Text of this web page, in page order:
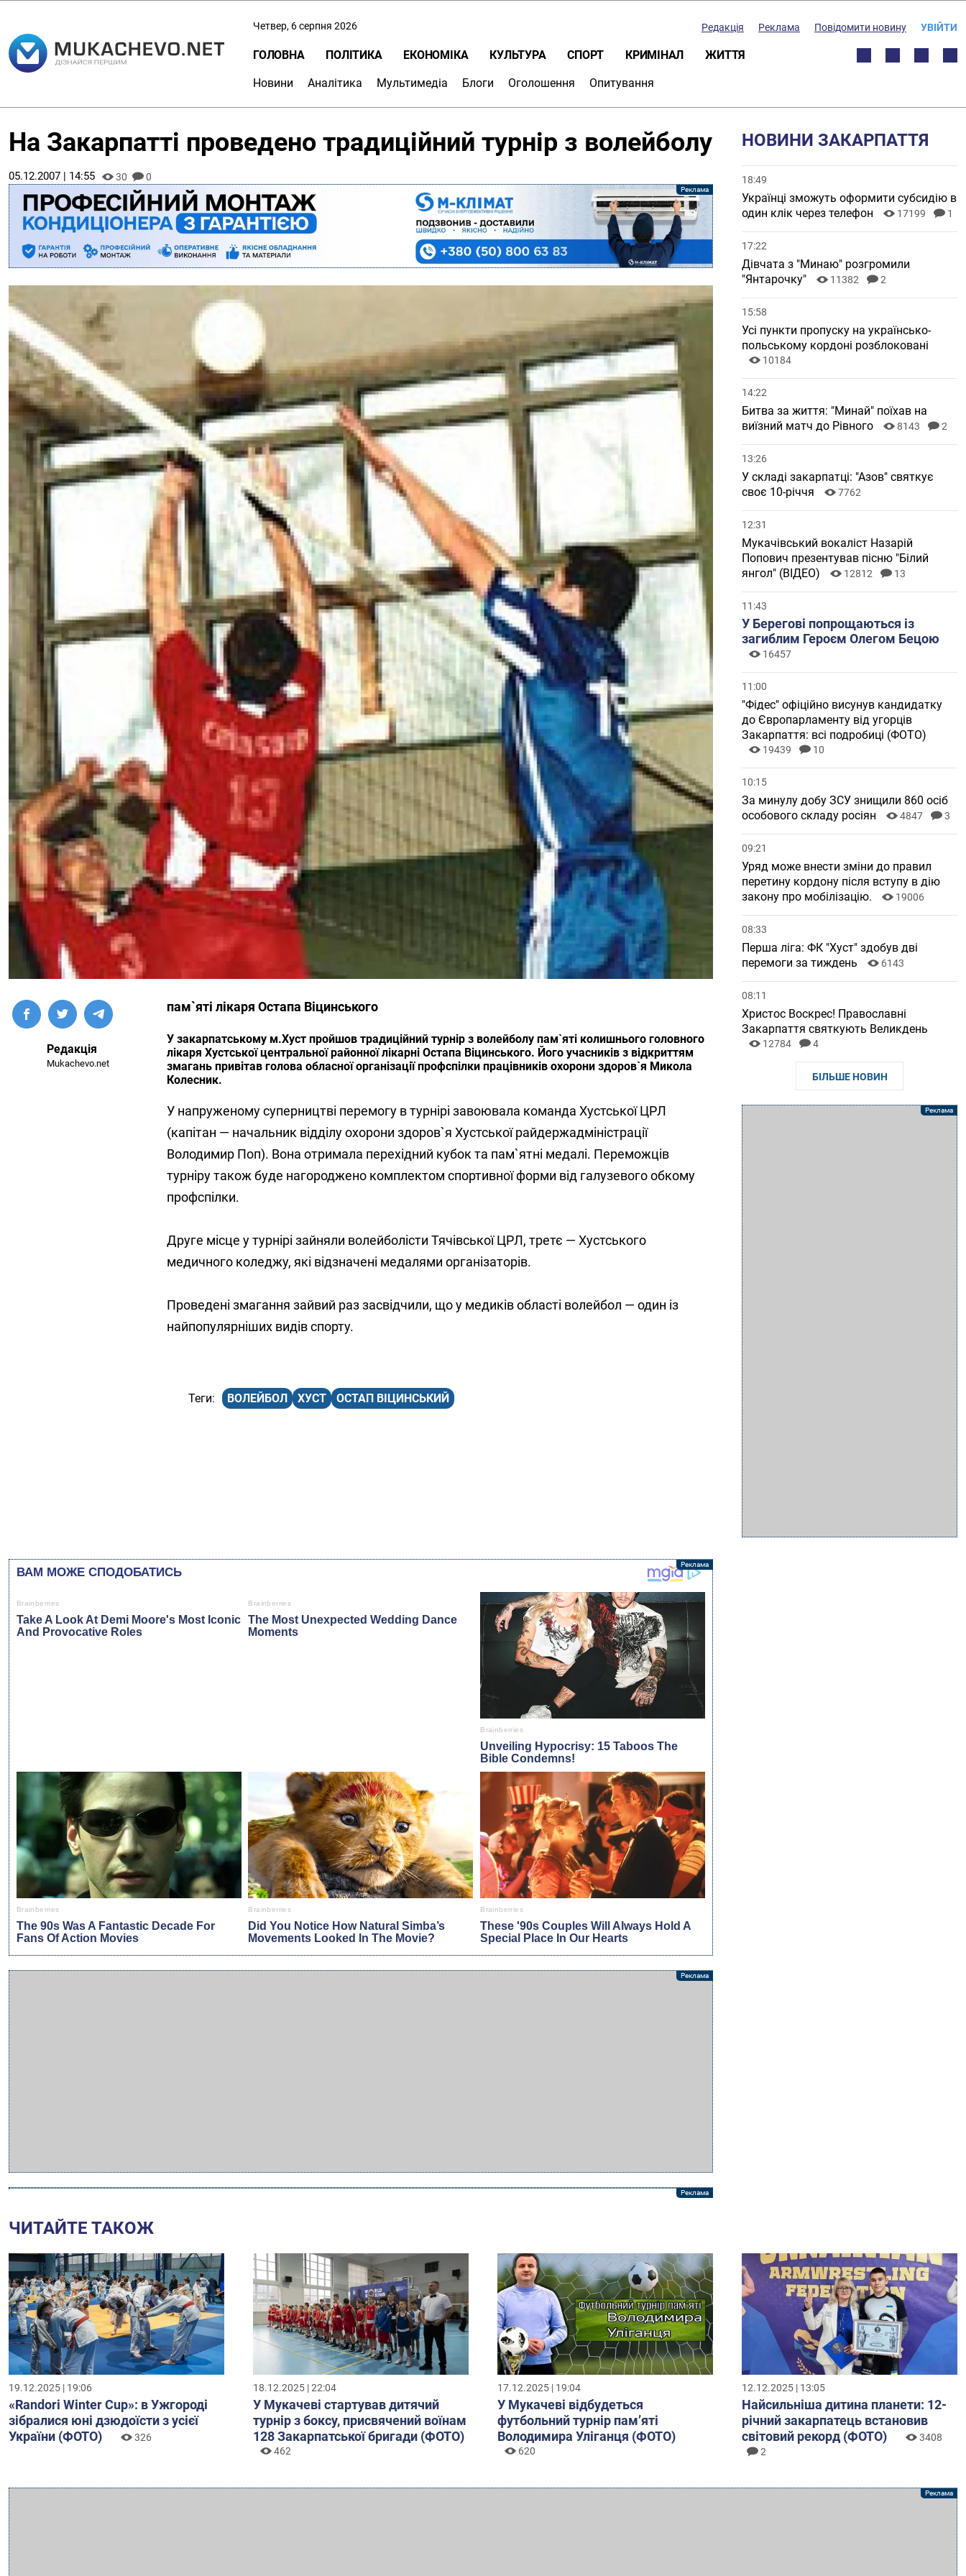
Четвер, 6 серпня 2026 Редакція Реклама Повідомити новину УВІЙТИ
ГОЛОВНА ПОЛІТИКА ЕКОНОМІКА КУЛЬТУРА СПОРТ КРИМІНАЛ ЖИТТЯ
Новини Аналітика Мультимедіа Блоги Оголошення Опитування
На Закарпатті проведено традиційний турнір з волейболу
05.12.2007 | 14:55 30 0
Редакція
Mukachevo.net
пам`яті лікаря Остапа Віцинського
У закарпатському м.Хуст пройшов традиційний турнір з волейболу пам`яті колишнього головного
лікаря Хустської центральної районної лікарні Остапа Віцинського. Його учасників з відкриттям
змагань привітав голова обласної організації профспілки працівників охорони здоров`я Микола
Колесник.
У напруженому суперництві перемогу в турнірі завоювала команда Хустської ЦРЛ
(капітан — начальник відділу охорони здоров`я Хустської райдержадміністрації
Володимир Поп). Вона отримала перехідний кубок та пам`ятні медалі. Переможців
турніру також буде нагороджено комплектом спортивної форми від галузевого обкому
профспілки.
Друге місце у турнірі зайняли волейболісти Тячівської ЦРЛ, третє — Хустського
медичного коледжу, які відзначені медалями організаторів.
Проведені змагання зайвий раз засвідчили, що у медиків області волейбол — один із
найпопулярніших видів спорту.
ВОЛЕЙБОЛ ХУСТ ОСТАП ВІЦИНСЬКИЙ
НОВИНИ ЗАКАРПАТТЯ
18:49
Українці зможуть оформити субсидію в
один клік через телефон
17199 1
17:22
Дівчата з "Минаю" розгромили
"Янтарочку"
11382 2
15:58
Усі пункти пропуску на українсько-
польському кордоні розблоковані
10184
14:22
Битва за життя: "Минай" поїхав на
виїзний матч до Рівного
8143 2
13:26
У складі закарпатці: "Азов" святкує
своє 10-річчя
7762
12:31
Мукачівський вокаліст Назарій
Попович презентував пісню "Білий
янгол" (ВІДЕО)
12812 13
11:43
У Берегові попрощаються із
загиблим Героєм Олегом Бецою
16457
11:00
"Фідес" офіційно висунув кандидатку
до Європарламенту від угорців
Закарпаття: всі подробиці (ФОТО)
19439 10
10:15
За минулу добу ЗСУ знищили 860 осіб
особового складу росіян
4847 3
09:21
Уряд може внести зміни до правил
перетину кордону після вступу в дію
закону про мобілізацію.
19006
08:33
Перша ліга: ФК "Хуст" здобув дві
перемоги за тиждень
6143
08:11
Христос Воскрес! Православні
Закарпаття святкують Великдень
12784 4
БІЛЬШЕ НОВИН
ЧИТАЙТЕ ТАКОЖ
19.12.2025 | 19:06
«Randori Winter Cup»: в Ужгороді
зібралися юні дзюдоїсти з усієї
України (ФОТО)
326
18.12.2025 | 22:04
У Мукачеві стартував дитячий
турнір з боксу, присвячений воїнам
128 Закарпатської бригади (ФОТО)
462
17.12.2025 | 19:04
У Мукачеві відбудеться
футбольний турнір пам’яті
Володимира Уліганця (ФОТО)
620
12.12.2025 | 13:05
Найсильніша дитина планети: 12-
річний закарпатець встановив
світовий рекорд (ФОТО)
3408
2